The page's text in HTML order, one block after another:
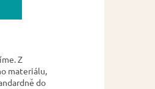
Z
materiálu,
do